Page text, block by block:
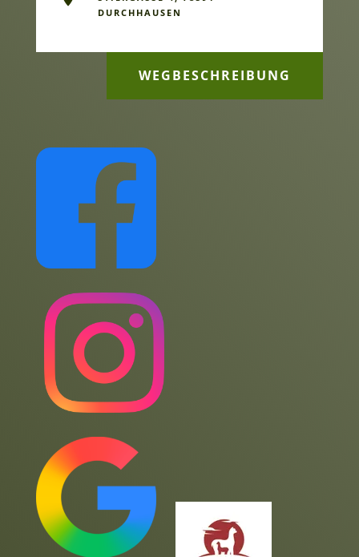
DURCHHAUSEN
WEGBESCHREIBUNG